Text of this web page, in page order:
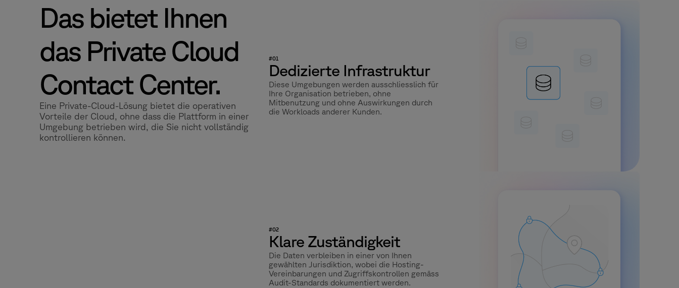
Das bietet Ihnen
das Private Cloud
Contact Center.
Eine Private-Cloud-Lösung bietet die operativen
Vorteile der Cloud, ohne dass die Plattform in einer
Umgebung betrieben wird, die Sie nicht vollständig
kontrollieren können.
#01
Dedizierte Infrastruktur
Diese Umgebungen werden ausschliesslich für
Ihre Organisation betrieben, ohne
Mitbenutzung und ohne Auswirkungen durch
die Workloads anderer Kunden.
#02
Klare Zuständigkeit
Die Daten verbleiben in einer von Ihnen
gewählten Jurisdiktion, wobei die Hosting-
Vereinbarungen und Zugriffskontrollen gemäss
Audit-Standards dokumentiert werden.